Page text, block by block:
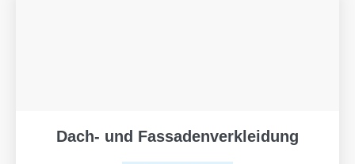
Dach- und Fassadenverkleidung